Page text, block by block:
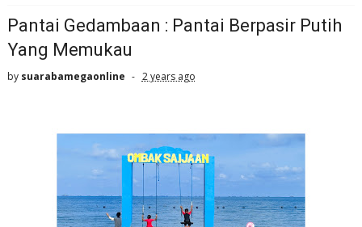
Pantai Gedambaan : Pantai Berpasir Putih
Yang Memukau
by suarabamegaonline 2 years ago